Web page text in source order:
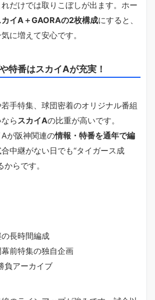
だけでは取りこぼしが出ます。ホー
カイA＋GAORAの2枚構成にすると、
に増えて安心です。
特番はスカイAが充実！
手特集、球団密着のオリジナル番組
ら スカイAの比重が高いです。
が阪神関連の情報・特番を通年で編
中継がない日でも“タイガース成
らです。
の長時間編成
幕前特集の独自企画
負アーカイブ